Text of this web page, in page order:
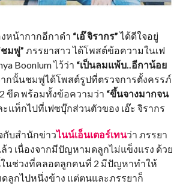
หน้ากากอีกาดำ “เอ๊ จิรากร”ได้ดีใจอยู่
ชมพู่” ภรรยาสาว ได้โพสต์ข้อความในเฟ
Boonlum ไว้ว่า “เป็นลมแพ้บ..อีกาน้อย
กนั้นชมพู่ได้โพสต์รูปที่ตรวจการตั้งครรภ์
ขีด พร้อมทั้งข้อความว่า “ขึ้นจางมากจน
ะแท็กไปที่เฟซบุ๊กส่วนตัวของ เอ๊ะ จิรากร
กับสำนักข่าวไนน์เอ็นเตอร์เทนว่า ภรรยา
ว เนื่องจากมีปัญหามดลูกไม่แข็งแรง ด้วย
นช่วงที่คลอดลูกคนที่ 2 มีปัญหาทำให้
ลูกไปหนึ่งข้าง แต่ตนและภรรยาก็